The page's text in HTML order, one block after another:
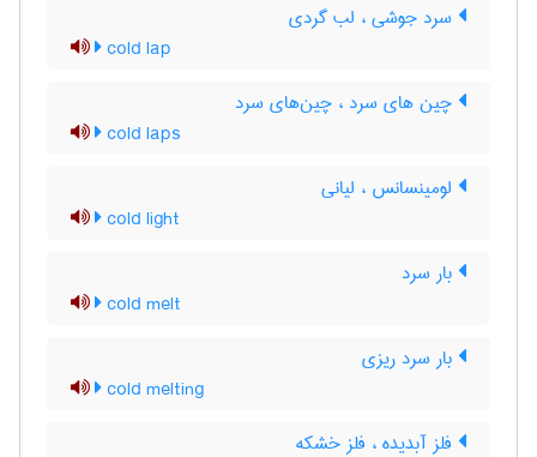
سرد جوشی ، لب گردی
cold lap
چین های سرد ، چین‌های سرد
cold laps
لومینسانس ، لیانی
cold light
بار سرد
cold melt
بار سرد ریزی
cold melting
فلز آبدیده ، فلز خشکه